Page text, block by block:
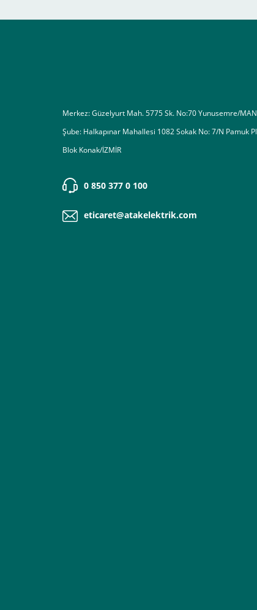
Merkez: Güzelyurt Mah. 5775 Sk. No:70 Yunusemre/
Şube: Halkapınar Mahallesi 1082 Sokak No: 7/N Pamuk
Blok Konak/İZMİR
0 850 377 0 100
eticaret@atakelektrik.com